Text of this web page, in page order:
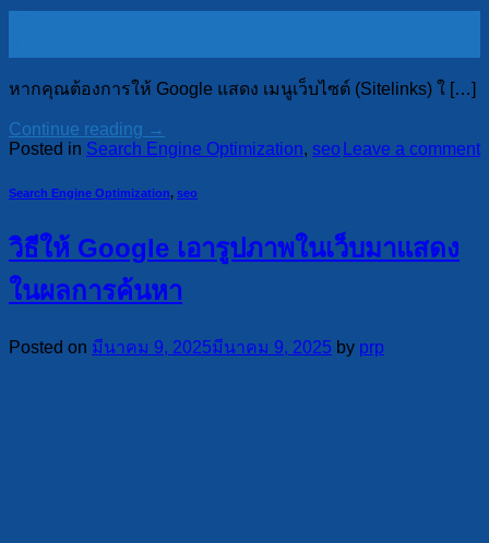
หากคุณต้องการให้ Google แสดง เมนูเว็บไซต์ (Sitelinks) ใ […]
Continue reading →
Posted in Search Engine Optimization, seo Leave a comment
Search Engine Optimization, seo
วิธีให้ Google เอารูปภาพในเว็บมาแสดง
ในผลการค้นหา
Posted on มีนาคม 9, 2025มีนาคม 9, 2025 by prp